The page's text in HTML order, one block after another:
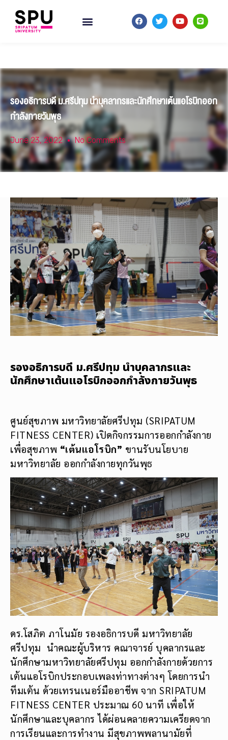
รองอธิการบดี ม.ศรีปทุม นำบุคลากรและนักศึกษาเต้นแอโรบิกออก
กำลังกายวันพุธ
June 23, 2022 No Comments
รองอธิการบดี ม.ศรีปทุม นำบุคลากรและ
นักศึกษาเต้นแอโรบิกออกกำลังกายวันพุธ
ศูนย์สุขภาพ มหาวิทยาลัยศรีปทุม (SRIPATUM
FITNESS CENTER) เปิดกิจกรรมการออกกำลังกาย
เพื่อสุขภาพ “เต้นแอโรบิก” ขานรับนโยบาย
มหาวิทยาลัย ออกกำลังกายทุกวันพุธ
ดร.โสภิต ภาโนมัย รองอธิการบดี มหาวิทยาลัย
ศรีปทุม นำคณะผู้บริหาร คณาจารย์ บุคลากรและ
นักศึกษามหาวิทยาลัยศรีปทุม ออกกำลังกายด้วยการ
เต้นแอโรบิกประกอบเพลงท่าทางต่างๆ โดยการนำ
ทีมเต้น ด้วยเทรนเนอร์มืออาชีพ จาก SRIPATUM
FITNESS CENTER ประมาณ 60 นาที เพื่อให้
นักศึกษาและบุคลากร ได้ผ่อนคลายความเครียดจาก
การเรียนและการทำงาน มีสุขภาพพลานามัยที่